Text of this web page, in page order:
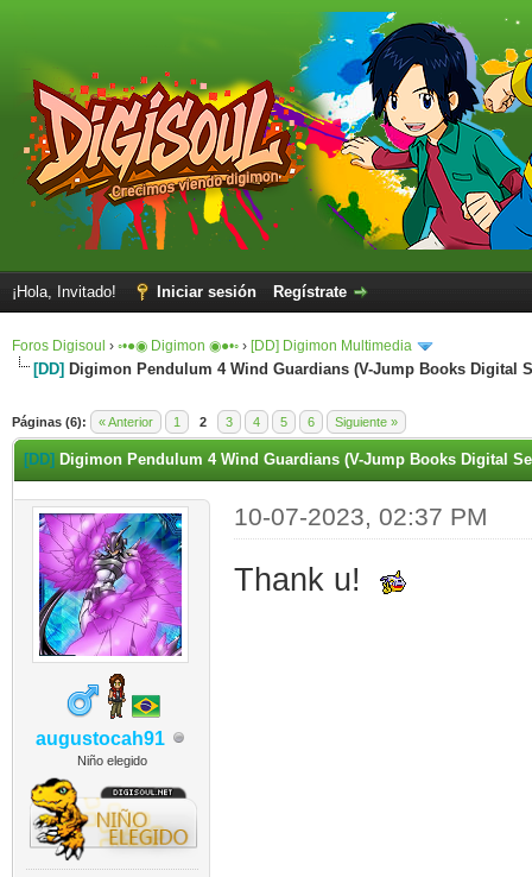
¡Hola, Invitado! Iniciar sesión Regístrate
Foros Digisoul › ◦•●◉ Digimon ◉●•◦ › [DD] Digimon Multimedia
[DD] Digimon Pendulum 4 Wind Guardians (V-Jump Books Digital
Páginas (6): « Anterior 1 2 3 4 5 6 Siguiente »
[DD] Digimon Pendulum 4 Wind Guardians (V-Jump Books Digital
augustocah91
Niño elegido
10-07-2023, 02:37 PM
Thank u!